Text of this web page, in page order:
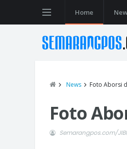
Home
News Foto Aborsi
Foto
Semarangpos.com/